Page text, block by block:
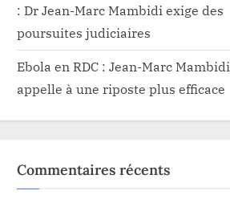
: Dr Jean-Marc Mambidi exige des
poursuites judiciaires
Ebola en RDC : Jean-Marc Mambidi
appelle à une riposte plus efficace
Commentaires récents